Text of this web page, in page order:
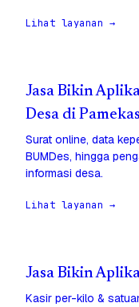
Lihat layanan →
Jasa Bikin
Desa di
Surat online, data
BUMDes, hingga
informasi desa.
Lihat layanan →
Jasa Bikin
Kasir per-kilo &